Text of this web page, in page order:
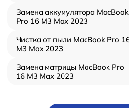
Замена аккумулятора MacBook
Pro 16 M3 Max 2023
Чистка от пыли MacBook Pro
M3 Max 2023
Замена матрицы MacBook Pro
16 M3 Max 2023